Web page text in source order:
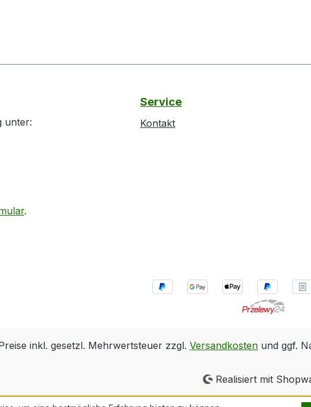
unter:
.
Service
Kontakt
inkl. gesetzl. Mehrwertsteuer zzgl. Versandkosten und ggf.
Realisiert mit